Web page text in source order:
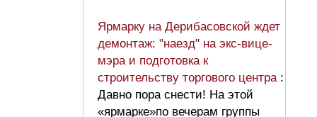
Ярмарку на Дерибасовской ждет
демонтаж: "наезд" на экс-вице-
мэра и подготовка к
строительству торгового центра :
Давно пора снести! На этой
«ярмарке»по вечерам группы